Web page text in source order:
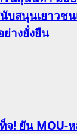
บสนุนเยาวช
ย่างยั่งยืน
จ! ยัน MOU-